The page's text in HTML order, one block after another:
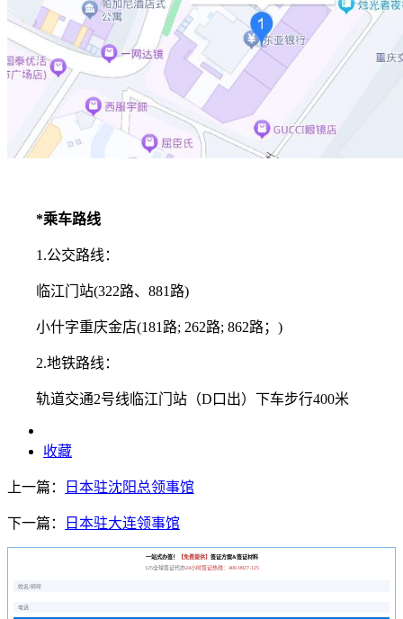
*乘车路线
1.公交路线：
临江门站(322路、881路)
小什字重庆金店(181路; 262路; 862路；)
2.地铁路线：
轨道交通2号线临江门站（D口出）下车步行400米
收藏
上一篇： 日本驻沈阳总领事馆
下一篇： 日本驻大连领事馆
一站式办签！ 【免费提供】 签证方案&签证材料
125全球签证代办24小时签证热线：400-9927-125